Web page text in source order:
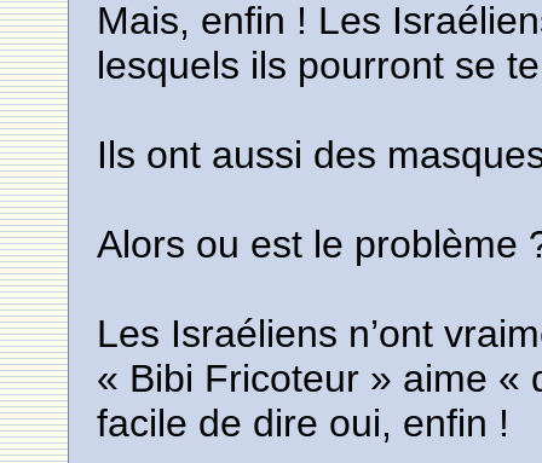
Mais, enfin ! Les
lesquels ils pourront se
Ils ont aussi des
Alors ou est le problème
Les Israéliens n’ont
« Bibi Fricoteur » aime «
facile de dire oui, enfin !